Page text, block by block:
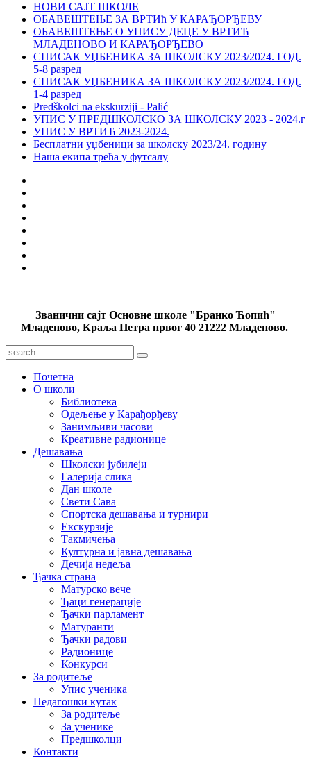
НОВИ САЈТ ШКОЛЕ
ОБАВЕШТЕЊЕ ЗА ВРТИћ У КАРАЂОРЂЕВУ
ОБАВЕШТЕЊЕ О УПИСУ ДЕЦЕ У ВРТИЋ
МЛАДЕНОВО И КАРАЂОРЂЕВО
СПИСАК УЏБЕНИКА ЗА ШКОЛСКУ 2023/2024. ГОД.
5-8 разред
СПИСАК УЏБЕНИКА ЗА ШКОЛСКУ 2023/2024. ГОД.
1-4 разред
Predškolci na ekskurziji - Palić
УПИС У ПРЕДШКОЛСКО ЗА ШКОЛСКУ 2023 - 2024.г
УПИС У ВРТИЋ 2023-2024.
Бесплатни уџбеници за школску 2023/24. годину
Наша екипа трећа у футсалу
Званични сајт Основне школе "Бранко Ћопић"
Младеново, Краља Петра првог 40 21222 Младеново.
Почетна
О школи
Библиотека
Одељење у Карађорђеву
Занимљиви часови
Креативне радионице
Дешавања
Школски јубилеји
Галерија слика
Дан школе
Свети Сава
Спортска дешавања и турнири
Екскурзије
Такмичења
Културна и јавна дешавања
Дечија недеља
Ђачка страна
Матурско вече
Ђаци генерације
Ђачки парламент
Матуранти
Ђачки радови
Радионице
Конкурси
За родитеље
Упис ученика
Педагошки кутак
За родитеље
За ученике
Предшколци
Контакти